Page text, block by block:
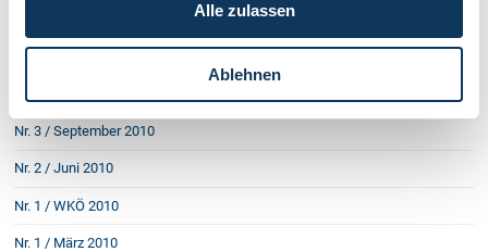
Alle zulassen
Ablehnen
Nr. 3 / September 2010
Nr. 2 / Juni 2010
Nr. 1 / WKÖ 2010
Nr. 1 / März 2010